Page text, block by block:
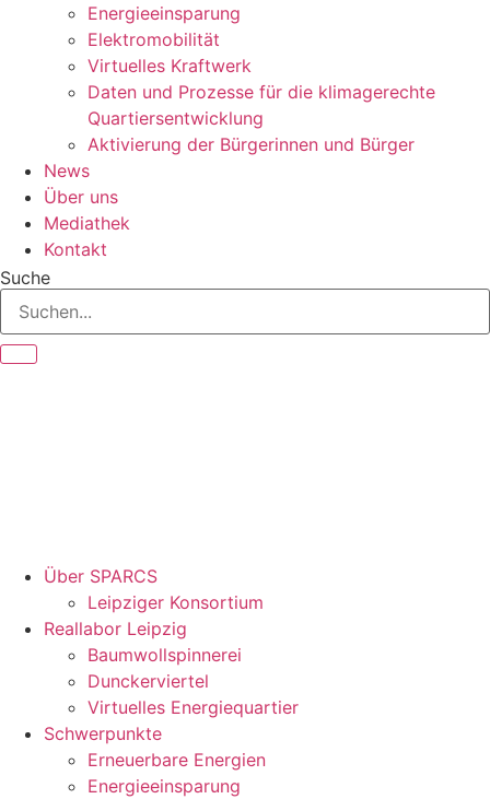
Energieeinsparung
Elektromobilität
Virtuelles Kraftwerk
Daten und Prozesse für die klimagerechte
Quartiersentwicklung
Aktivierung der Bürgerinnen und Bürger
News
Über uns
Mediathek
Kontakt
Suche
Über SPARCS
Leipziger Konsortium
Reallabor Leipzig
Baumwollspinnerei
Dunckerviertel
Virtuelles Energiequartier
Schwerpunkte
Erneuerbare Energien
Energieeinsparung